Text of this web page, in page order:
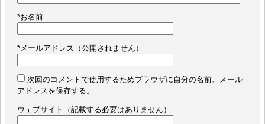
*お名前
*メールアドレス（公開されません）
次回のコメントで使用するためブラウザに自分の名前、メール
アドレスを保存する。
ウェブサイト（記載する必要はありません）